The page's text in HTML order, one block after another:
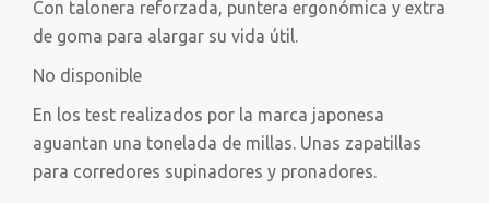
Con talonera reforzada, puntera ergonómica y extra
de goma para alargar su vida útil.
No disponible
En los test realizados por la marca japonesa
aguantan una tonelada de millas. Unas zapatillas
para corredores supinadores y pronadores.